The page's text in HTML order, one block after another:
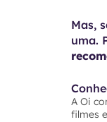
Mas,
uma.
A Oi
filmes